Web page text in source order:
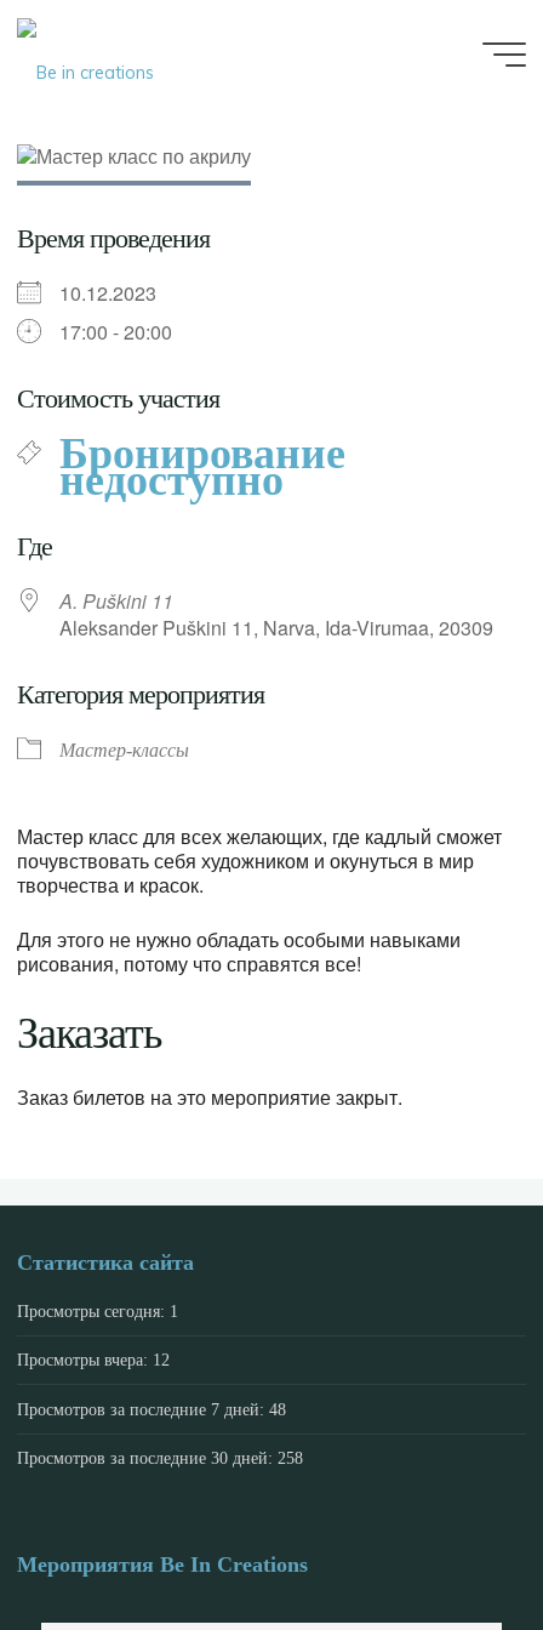
Время проведения
10.12.2023
17:00 - 20:00
Стоимость участия
Бронирование
недоступно
Где
A. Puškini 11
Aleksander Puškini 11, Narva, Ida-Virumaa, 20309
Категория мероприятия
Мастер-классы
Мастер класс для всех желающих, где кадлый сможет
почувствовать себя художником и окунуться в мир
творчества и красок.
Для этого не нужно обладать особыми навыками
рисования, потому что справятся все!
Заказать
Заказ билетов на это мероприятие закрыт.
Статистика сайта
Просмотры сегодня: 1
Просмотры вчера: 12
Просмотров за последние 7 дней:48
Просмотров за последние 30 дней: 258
Мероприятия Be In Creations